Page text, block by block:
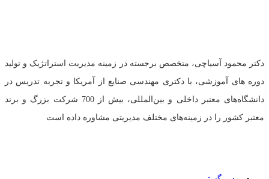
دکتر محمود آسیاچی، متخصص برجسته در زمینه مدیریت استراتژیک و تولید
دوره های آموزشی، با دکتری مهندسی صنایع از آمریکا و تجربه تدریس در
دانشگاه‌های معتبر داخلی و بین‌المللی، بیش از 700 شرکت بزرگ و برند
معتبر کشور را در زمینه‌های مختلف مدیریتی مشاوره داده است